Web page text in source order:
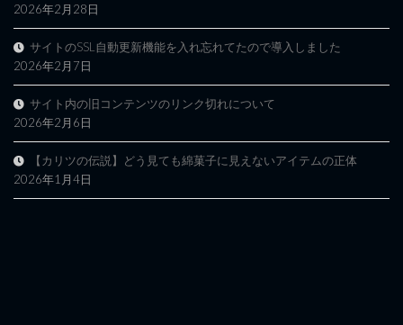
2026年2月28日
サイトのSSL自動更新機能を入れ忘れてたので導入しました
2026年2月7日
サイト内の旧コンテンツのリンク切れについて
2026年2月6日
【カリツの伝説】どう見ても綿菓子に見えないアイテムの正体
2026年1月4日